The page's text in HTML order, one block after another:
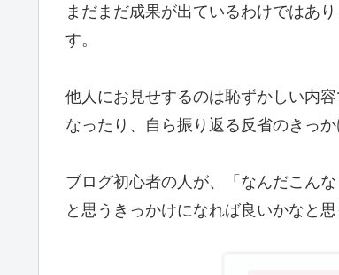
まだまだ成果が出ているわけではあ
す。
他人にお見せするのは恥ずかしい内
なったり、自ら振り返る反省のきっ
ブログ初心者の人が、「なんだこん
と思うきっかけになれば良いかなと